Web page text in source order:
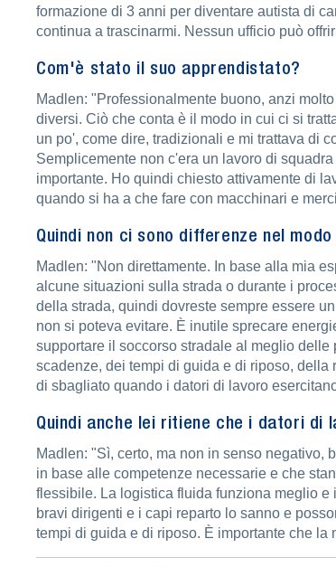
formazione di 3 anni per diventare autista di
continua a trascinarmi. Nessun ufficio può
Com'è stato il suo apprendistato?
Madlen: "Professionalmente buono, anzi
diversi. Ciò che conta è il modo in cui ci si
un po', come dire, tradizionali e mi trattava di
Semplicemente non c'era un lavoro di
importante. Ho quindi chiesto attivamente di
quando si ha a che fare con macchinari e
Quindi non ci sono differenze nel
Madlen: "Non direttamente. In base alla mia
alcune situazioni sulla strada o durante i
della strada, quindi dovreste sempre essere
non si poteva evitare. È inutile sprecare
supportare il soccorso stradale al meglio
scadenze, dei tempi di guida e di riposo,
di sbagliato quando i datori di lavoro
Quindi anche lei ritiene che i datori di
Madlen: "Sì, certo, ma non in senso negativo,
in base alle competenze necessarie e che
flessibile. La logistica fluida funziona meglio e
bravi dirigenti e i capi reparto lo sanno e
tempi di guida e di riposo. È importante che